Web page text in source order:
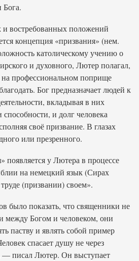
Бога.
востребованных положений
концепция «призвания» (нем.
католическому учению о
и духовного, Лютер полагал,
профессиональном поприще
Бог предназначает людей к
вкладывая в них
и долг человека
своё призвание. В глазах
или презренного.
появляется у Лютера в процессе
на немецкий язык (Сирах
(призвании) своем».
было показать, что священники не
между Богом и человеком, они
паству и являть собой пример
спасает душу не через
— писал Лютер. Он выступает